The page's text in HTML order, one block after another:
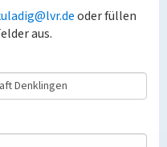
oder füllen
aus.